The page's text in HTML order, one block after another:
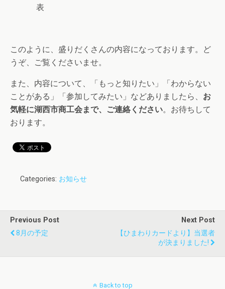
表
このように、盛りだくさんの内容になっております。ど
うぞ、ご覧くださいませ。
また、内容について、「もっと知りたい」「わからない
ことがある」「参加してみたい」などありましたら、 お
気軽に湖西市商工会まで、ご連絡ください。お待ちして
おります。
Categories: お知らせ
Previous Post
8月の予定
Next Post
【ひまわりカードより】当選者
が決まりました!
Back to top